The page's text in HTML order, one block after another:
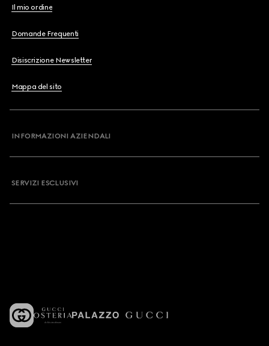
Il mio ordine
Domande Frequenti
Disiscrizione Newsletter
Mappa del sito
INFORMAZIONI AZIENDALI
SERVIZI ESCLUSIVI